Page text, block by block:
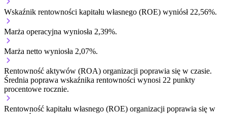
Wskaźnik rentowności kapitału własnego (ROE) wyniósł 22,56%.
Marża operacyjna wyniosła 2,39%.
Marża netto wyniosła 2,07%.
Rentowność aktywów (ROA) organizacji poprawia się w czasie.
Średnia poprawa wskaźnika rentowności wynosi 22 punkty
procentowe rocznie.
Rentowność kapitału własnego (ROE) organizacji poprawia się w